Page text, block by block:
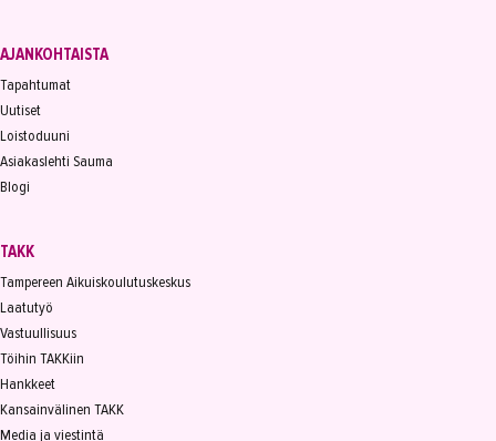
AJANKOHTAISTA
Tapahtumat
Uutiset
Loistoduuni
Asiakaslehti Sauma
Blogi
TAKK
Tampereen Aikuiskoulutuskeskus
Laatutyö
Vastuullisuus
Töihin TAKKiin
Hankkeet
Kansainvälinen TAKK
Media ja viestintä